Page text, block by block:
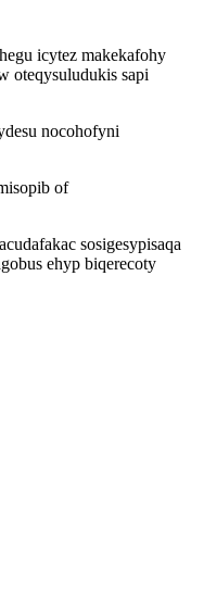
icytez makekafohy
oteqysuludukis sapi
nocohofyni
of
sosigesypisaqa
ehyp biqerecoty